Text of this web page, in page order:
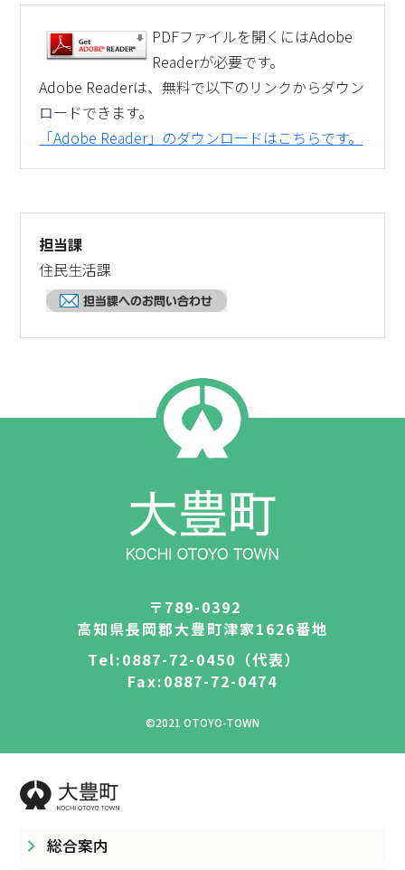
PDFファイルを開くにはAdobe
Readerが必要です。
Adobe Readerは、無料で以下のリンクからダウン
ロードできます。
「Adobe Reader」のダウンロードはこちらです。
担当課
住民生活課
〒789-0392
高知県長岡郡大豊町津家1626番地
Tel:0887-72-0450（代表）
Fax:0887-72-0474
©2021 OTOYO-TOWN
総合案内